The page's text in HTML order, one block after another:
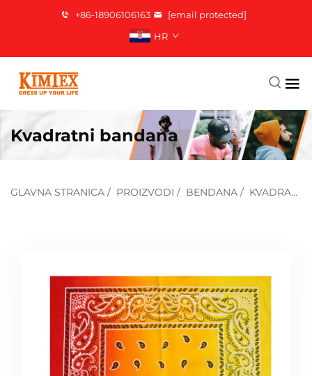
+86-18906106163
[email protected]
HR
Kvadratni bandana
GLAVNA STRANICA / PROIZVODI / BENDANA / KVADRATNA BANDANA